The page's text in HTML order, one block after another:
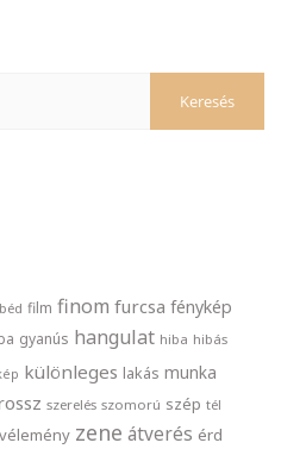
film finom furcsa fénykép
gyanús hangulat hiba hibás
különleges lakás munka
szerelés szomorú szép tél
vélemény zene átverés érd